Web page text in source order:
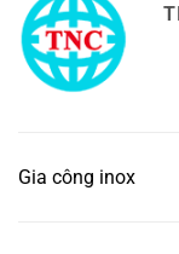
Gia công inox